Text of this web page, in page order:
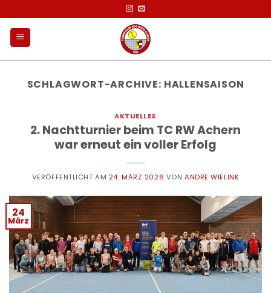
Inhalt
springen
SCHLAGWORT-ARCHIVE: HALLENSAISON
AKTUELLES
2. Nachtturnier beim TC RW Achern
war erneut ein voller Erfolg
VERÖFFENTLICHT AM 24. MÄRZ 2026 VON ANDRE WIELINK
24
März